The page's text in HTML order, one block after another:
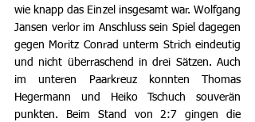
wie knapp das Einzel insgesamt war. Wolfgang
Jansen verlor im Anschluss sein Spiel dagegen
gegen Moritz Conrad unterm Strich eindeutig
und nicht überraschend in drei Sätzen. Auch
im unteren Paarkreuz konnten Thomas
Hegermann und Heiko Tschuch souverän
punkten. Beim Stand von 2:7 gingen die